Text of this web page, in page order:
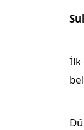
İlk